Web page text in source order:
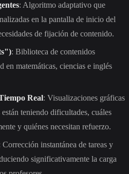
: Algoritmo adaptativo que
en la pantalla de inicio del
de fijación de contenido.
: Biblioteca de contenidos
en matemáticas, ciencias e inglés
Real: Visualizaciones gráficas
teniendo dificultades, cuáles
y quiénes necesitan refuerzo.
Corrección instantánea de tareas y
significativamente la carga